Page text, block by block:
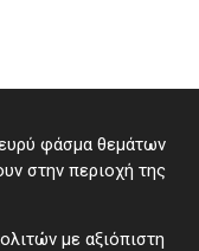
φάσμα θεμάτων
στην περιοχή της
με αξιόπιστη